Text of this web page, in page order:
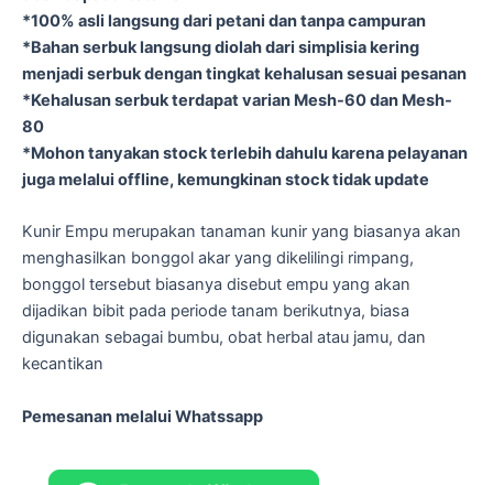
*100% asli langsung dari petani dan tanpa campuran
*Bahan serbuk langsung diolah dari simplisia kering
menjadi serbuk dengan tingkat kehalusan sesuai pesanan
*Kehalusan serbuk terdapat varian Mesh-60 dan Mesh-
80
*Mohon tanyakan stock terlebih dahulu karena pelayanan
juga melalui offline, kemungkinan stock tidak update
Kunir Empu merupakan tanaman kunir yang biasanya akan
menghasilkan bonggol akar yang dikelilingi rimpang,
bonggol tersebut biasanya disebut empu yang akan
dijadikan bibit pada periode tanam berikutnya, biasa
digunakan sebagai bumbu, obat herbal atau jamu, dan
kecantikan
Pemesanan melalui Whatssapp